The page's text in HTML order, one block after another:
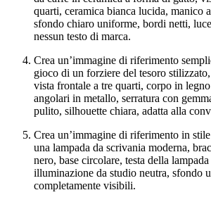
quarti, ceramica bianca lucida, manico
sfondo chiaro uniforme, bordi netti,
nessun testo di marca.
Crea un’immagine di riferimento
gioco di un forziere del tesoro
vista frontale a tre quarti, corpo in
angolari in metallo, serratura con
pulito, silhouette chiara, adatta alla
Crea un’immagine di riferimento in
una lampada da scrivania moderna,
nero, base circolare, testa della
illuminazione da studio neutra, sfondo
completamente visibili.